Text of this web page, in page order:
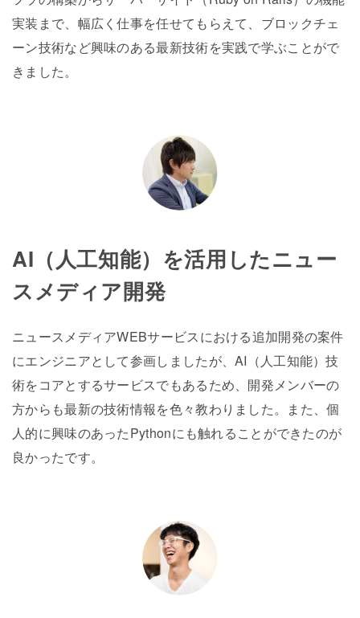
実装まで、幅広く仕事を任せてもらえて、ブロックチェ
ーン技術など興味のある最新技術を実践で学ぶことがで
きました。
AI（人工知能）を活用したニュー
スメディア開発
ニュースメディアWEBサービスにおける追加開発の案件
にエンジニアとして参画しましたが、AI（人工知能）技
術をコアとするサービスでもあるため、開発メンバーの
方からも最新の技術情報を色々教わりました。また、個
人的に興味のあったPythonにも触れることができたのが
良かったです。